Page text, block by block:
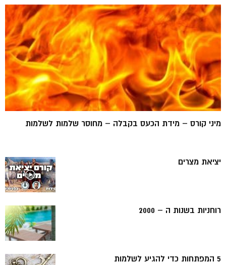
מיני קורס – מידת הכעס בקבלה – מחוסר שלמות לשלמות
יציאת מצרים
רוחניות בשנות ה – 2000
5 המפתחות כדי להגיע לשלמות